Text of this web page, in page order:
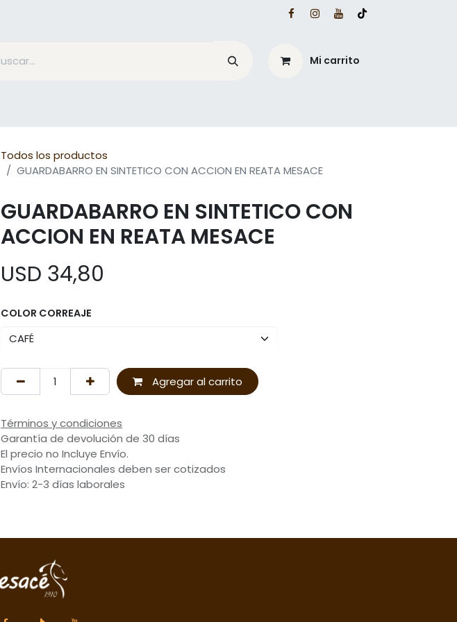
Mi carrito
Todos los productos
GUARDABARRO EN SINTETICO CON ACCION EN REATA MESACE
GUARDABARRO EN SINTETICO CON
ACCION EN REATA MESACE
USD 34,80
COLOR CORREAJE
Agregar al carrito
Términos y condiciones
Garantía de devolución de 30 días
El precio no Incluye Envío.
Envíos Internacionales deben ser cotizados
Envío: 2-3 días laborales